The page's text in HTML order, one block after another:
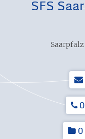
SFS
0
0